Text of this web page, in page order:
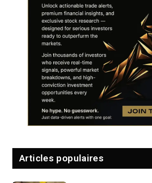
Articles populaires